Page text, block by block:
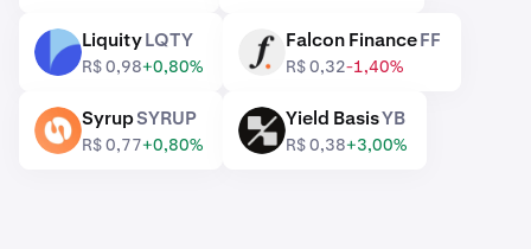
LQTY LiquityLQTY
R$ 0,98+0,80%
FF Falcon FinanceFF
R$ 0,32-1,40%
SYRUP SyrupSYRUP
R$ 0,77+0,80%
YB Yield BasisYB
R$ 0,38+3,00%